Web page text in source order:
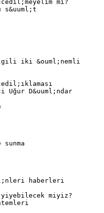
mi?
s&uuml;t
iki &ouml;nemli
Uğur D&uuml;ndar
haberleri
miyiz?